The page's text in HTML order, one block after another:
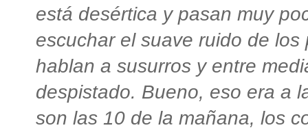
está desértica y pasan muy
escuchar el suave ruido de
hablan a susurros y entre
despistado. Bueno, eso era a
son las 10 de la mañana, los